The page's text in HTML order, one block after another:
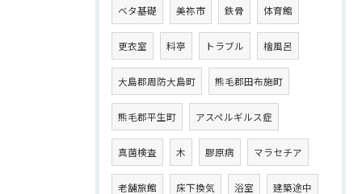
ベタ基礎 美祢市 鉄骨 体育館
更衣室 料亭 トラブル 檜風呂
大島郡周防大島町 熊毛郡田布施町
熊毛郡平生町 アスペルギルス症
真菌検査 木 膠原病 マラセチア
老舗旅館 床下換気 浴室 建築途中